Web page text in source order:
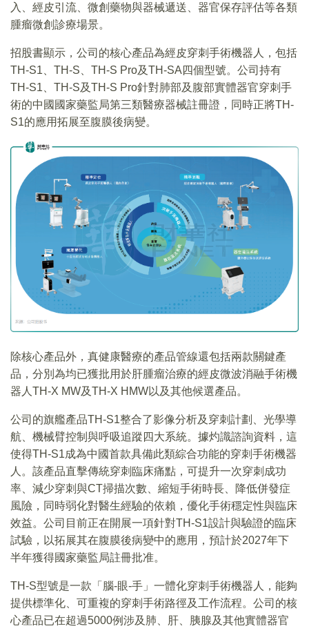
入、經皮引流、微創藥物與器械遞送、器官保存評估等各類
腫瘤微創診療場景。
招股書顯示，公司的核心產品為經皮穿刺手術機器人，包括
TH-S1、TH-S、TH-S Pro及TH-SA四個型號。公司持有
TH-S1、TH-S及TH-S Pro針對肺部及腹部實體器官穿刺手
術的中國國家藥監局第三類醫療器械註冊證，同時正將TH-
S1的應用拓展至腹膜後病變。
除核心產品外，真健康醫療的產品管線還包括兩款關鍵產
品，分別為均已獲批用於肝腫瘤治療的經皮微波消融手術機
器人TH-X MW及TH-X HMW以及其他候選產品。
公司的旗艦產品TH-S1整合了影像分析及穿刺計劃、光學導
航、機械臂控制與呼吸追蹤四大系統。據灼識諮詢資料，這
使得TH-S1成為中國首款具備此類綜合功能的穿刺手術機器
人。該產品直擊傳統穿刺臨床痛點，可提升一次穿刺成功
率、減少穿刺與CT掃描次數、縮短手術時長、降低併發症
風險，同時弱化對醫生經驗的依賴，優化手術穩定性與臨床
效益。公司目前正在開展一項針對TH-S1設計與驗證的臨床
試驗，以拓展其在腹膜後病變中的應用，預計於2027年下
半年獲得國家藥監局註冊批准。
TH-S型號是一款「腦-眼-手」一體化穿刺手術機器人，能夠
提供標準化、可重複的穿刺手術路徑及工作流程。公司的核
心產品已在超過5000例涉及肺、肝、胰腺及其他實體器官